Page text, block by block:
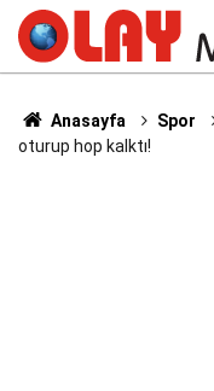
Anasayfa Spor
oturup hop kalktı!